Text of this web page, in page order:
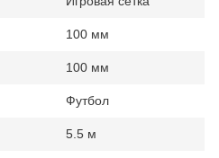
100 мм
100 мм
Футбол
5.5 м